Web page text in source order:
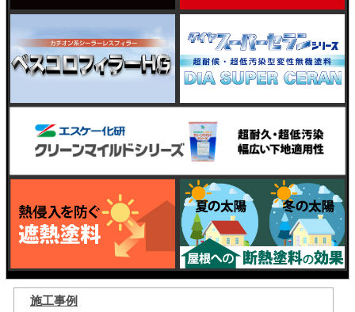
施工事例